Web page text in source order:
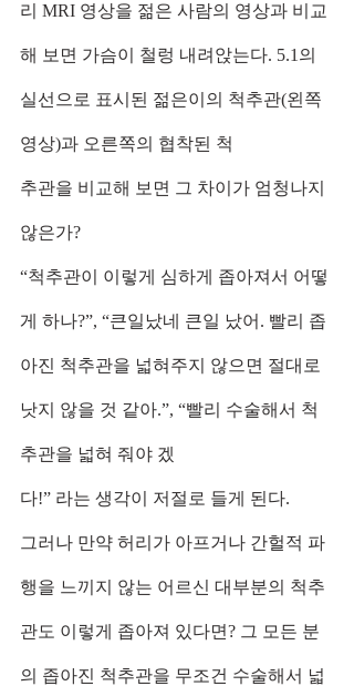
리 MRI 영상을 젊은 사람의 영상과 비교
해 보면 가슴이 철렁 내려앉는다. 5.1의
실선으로 표시된 젊은이의 척추관(왼쪽
영상)과 오른쪽의 협착된 척
추관을 비교해 보면 그 차이가 엄청나지
않은가?
“척추관이 이렇게 심하게 좁아져서 어떻
게 하나?”, “큰일났네 큰일 났어. 빨리 좁
아진 척추관을 넓혀주지 않으면 절대로
낫지 않을 것 같아.”, “빨리 수술해서 척
추관을 넓혀 줘야 겠
다!” 라는 생각이 저절로 들게 된다.
그러나 만약 허리가 아프거나 간헐적 파
행을 느끼지 않는 어르신 대부분의 척추
관도 이렇게 좁아져 있다면? 그 모든 분
의 좁아진 척추관을 무조건 수술해서 넓